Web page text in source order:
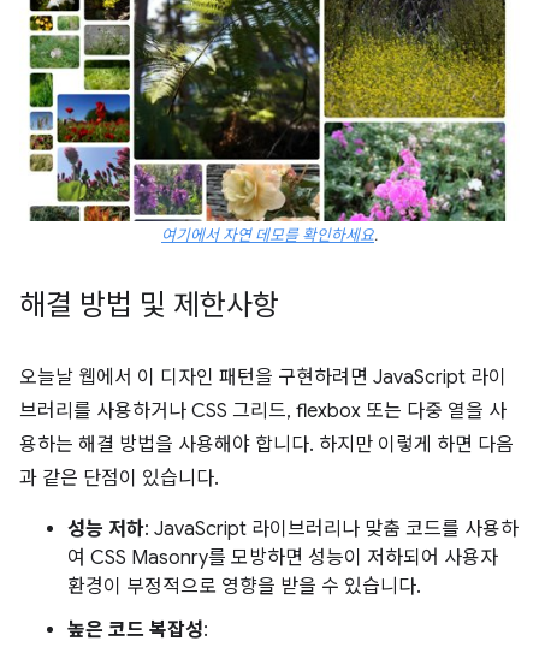
여기에서 자연 데모를 확인하세요.
해결 방법 및 제한사항
오늘날 웹에서 이 디자인 패턴을 구현하려면 JavaScript 라이
브러리를 사용하거나 CSS 그리드, flexbox 또는 다중 열을 사
용하는 해결 방법을 사용해야 합니다. 하지만 이렇게 하면 다음
과 같은 단점이 있습니다.
성능 저하: JavaScript 라이브러리나 맞춤 코드를 사용하
여 CSS Masonry를 모방하면 성능이 저하되어 사용자
환경이 부정적으로 영향을 받을 수 있습니다.
높은 코드 복잡성: